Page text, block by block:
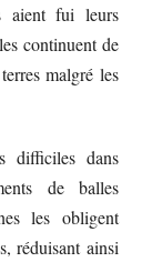
aient fui leurs
continuent de
malgré les
difficiles dans
de balles
les obligent
réduisant ainsi